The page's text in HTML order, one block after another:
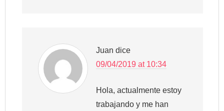
Juan dice
09/04/2019 at 10:34
Hola, actualmente estoy
trabajando y me han